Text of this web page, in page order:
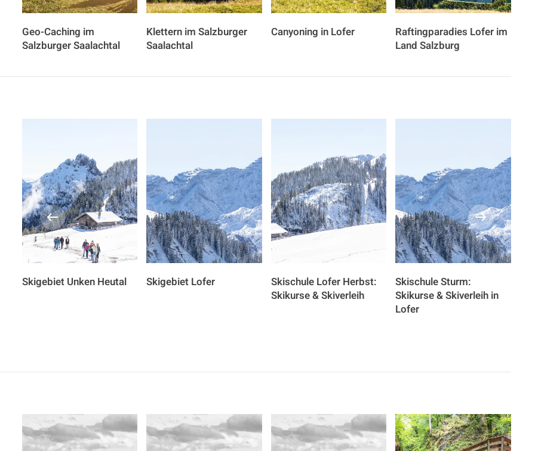
Geo-Caching im
Salzburger Saalachtal
Klettern im Salzburger
Saalachtal
Canyoning in Lofer
Raftingparadies Lofer im
Land Salzburg
Skigebiet Unken Heutal Skigebiet Lofer
Skischule Lofer Herbst:
Skikurse & Skiverleih
Skischule Sturm:
Skikurse & Skiverleih in
Lofer